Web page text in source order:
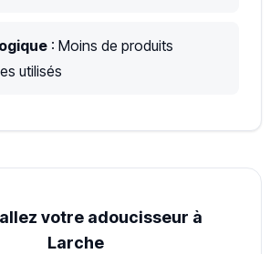
: Moins de produits
utilisés
votre adoucisseur à
Larche